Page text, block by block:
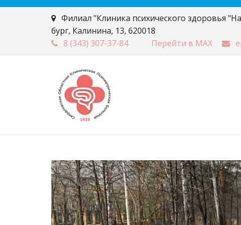
Филиал "Клиника психического здоровья
бург, Калинина, 13, 620018
8 (343) 307-37-84 Перейти в MAX